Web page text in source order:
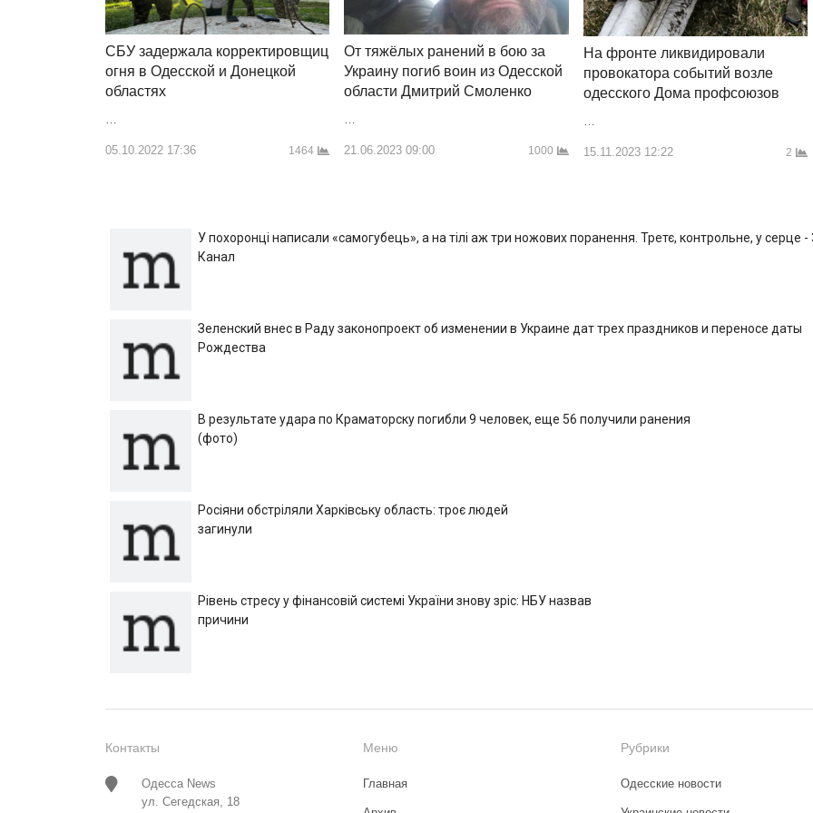
СБУ задержала корректировщиц
огня в Одесской и Донецкой
областях
…
05.10.2022 17:36 1464
От тяжёлых ранений в бою за
Украину погиб воин из Одесской
области Дмитрий Смоленко
…
21.06.2023 09:00 1000
На фронте ликвидировали
провокатора событий возле
одесского Дома профсоюзов
…
15.11.2023 12:22 2
У похоронці написали «самогубець», а на тілі аж три ножових поранення. Третє, контрольне, у серце -
Канал
Зеленский внес в Раду законопроект об изменении в Украине дат трех праздников и переносе даты
Рождества
В результате удара по Краматорску погибли 9 человек, еще 56 получили ранения
(фото)
Росіяни обстріляли Харківську область: троє людей
загинули
Рівень стресу у фінансовій системі України знову зріс: НБУ назвав
причини
Контакты
Одесса News
ул. Сегедская, 18
Меню
Главная
Рубрики
Одесские новости